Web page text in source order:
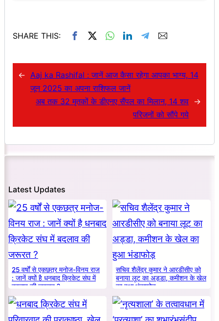
SHARE THIS:
← Aaj ka Rashifal : जानें आज कैसा रहेगा आपका भाग्य, 14
जून 2025 का अपना राशिफल जानें
अब तक 32 मृतकों के डीएनए सैंपल का मिलान, 14 शव
परिजनों को सौंपे गये
→
Latest Updates
25 वर्षों से एकछत्र मनोज-विनय राज
: जानें क्यों है धनबाद क्रिकेट संघ में
बदलाव की जरूरत ?
सचिव शैलेंद्र कुमार ने आरडीसीए को
बनाया लूट का अड्डा, कमीशन के खेल
का हुआ भंडाफोड़